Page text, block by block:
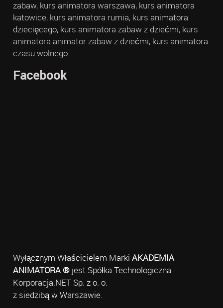
zabaw, kurs animatora warszawa, kurs animatora
katowice, kurs animatora rumia, kurs animatora
dziecięcego, kurs animatora zabaw z dziećmi, kurs
animatora animator zabaw z dziećmi, kurs animatora
czasu wolnego
Facebook
Wyłącznym Właścicielem Marki AKADEMIA
ANIMATORA ®jest Spółka Technologiczna
Korporacja.NET Sp. z o. o.
z siedzibą w Warszawie.